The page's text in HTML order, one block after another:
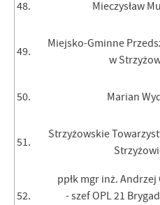
48. Mieczysław
49.
Miejsko-Gminne
w
50. Marian
51.
Strzyżowskie
52.
ppłk mgr inż.
- szef OPL 21